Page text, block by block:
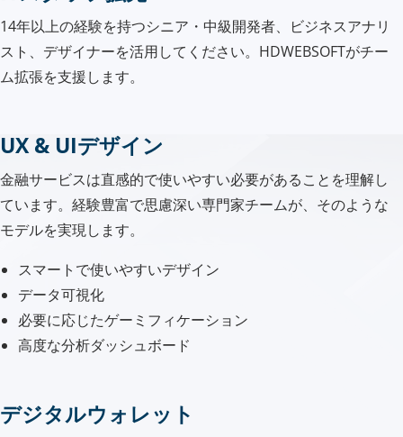
14年以上の経験を持つシニア・中級開発者、ビジネスアナリ
スト、デザイナーを活用してください。HDWEBSOFTがチー
ム拡張を支援します。
UX & UIデザイン
金融サービスは直感的で使いやすい必要があることを理解し
ています。経験豊富で思慮深い専門家チームが、そのような
モデルを実現します。
スマートで使いやすいデザイン
データ可視化
必要に応じたゲーミフィケーション
高度な分析ダッシュボード
デジタルウォレット